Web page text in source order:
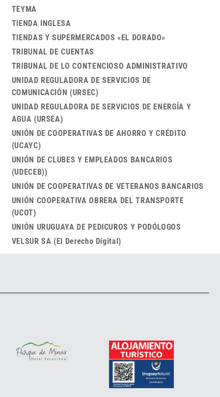
TEYMA
TIENDA INGLESA
TIENDAS Y SUPERMERCADOS «EL DORADO»
TRIBUNAL DE CUENTAS
TRIBUNAL DE LO CONTENCIOSO ADMINISTRATIVO
UNIDAD REGULADORA DE SERVICIOS DE
COMUNICACIÓN (URSEC)
UNIDAD REGULADORA DE SERVICIOS DE ENERGÍA Y
AGUA (URSEA)
UNIÓN DE COOPERATIVAS DE AHORRO Y CRÉDITO
(UCAYC)
UNIÓN DE CLUBES Y EMPLEADOS BANCARIOS
(UDECEB))
UNIÓN DE COOPERATIVAS DE VETERANOS BANCARIOS
UNIÓN COOPERATIVA OBRERA DEL TRANSPORTE
(UCOT)
UNIÓN URUGUAYA DE PEDICUROS Y PODÓLOGOS
VELSUR SA (El Derecho Digital)